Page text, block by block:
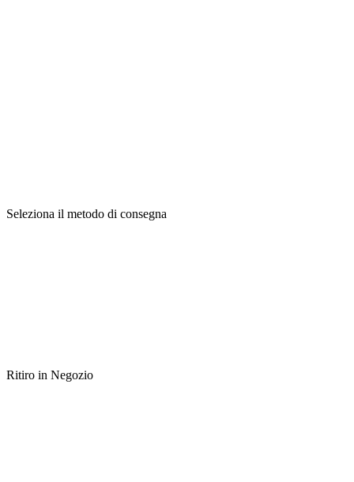
Seleziona il metodo di consegna
Ritiro in Negozio